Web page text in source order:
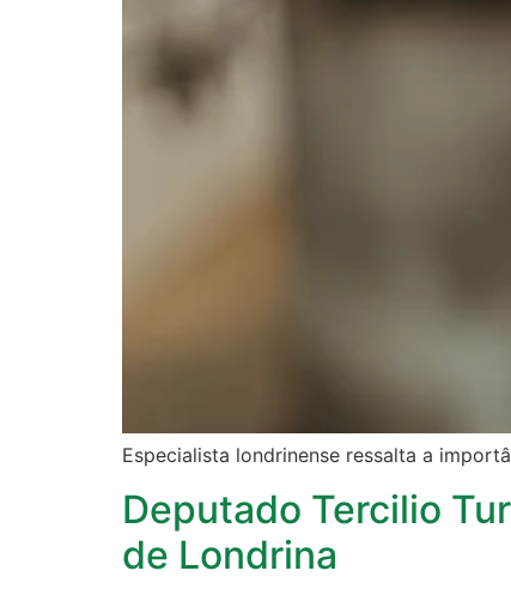
Especialista londrinense ressalta a
Deputado Tercilio
de Londrina